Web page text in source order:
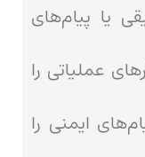
یا پیام‌های
عملیاتی را
ایمنی را